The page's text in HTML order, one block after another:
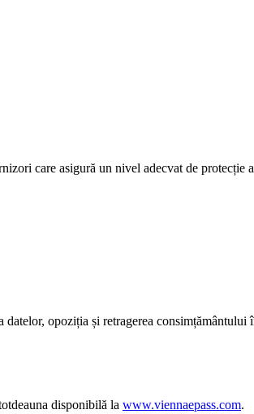
care asigură un nivel adecvat de protecție
opoziția și retragerea
disponibilă la www.viennaepass.com.